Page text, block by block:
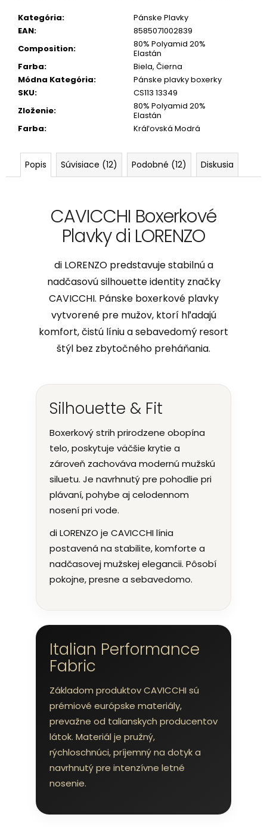
Kategória:
Pánske Plavky
EAN:
8585071002839
Composition:
80% Polyamid 20%
Elastán
Farba:
Biela, Čierna
Módna Kategória:
Pánske plavky boxerky
SKU:
CS113 13349
Zloženie:
80% Polyamid 20%
Elastán
Farba: Kráľovská Modrá
Popis Súvisiace (12) Podobné (12) Diskusia
CAVICCHI Boxerkové
Plavky di LORENZO
di LORENZO predstavuje stabilnú a
nadčasovú silhouette identity značky
CAVICCHI. Pánske boxerkové plavky
vytvorené pre mužov, ktorí hľadajú
komfort, čistú líniu a sebavedomý resort
štýl bez zbytočného preháňania.
Silhouette & Fit
Boxerkový strih prirodzene obopína
telo, poskytuje väčšie krytie a
zároveň zachováva modernú mužskú
siluetu. Je navrhnutý pre pohodlie pri
plávaní, pohybe aj celodennom
nosení pri vode.
di LORENZO je CAVICCHI línia
postavená na stabilite, komforte a
nadčasovej mužskej elegancii. Pôsobí
pokojne, presne a sebavedomo.
Italian Performance
Fabric
Základom produktov CAVICCHI sú
prémiové európske materiály,
prevažne od talianskych producentov
látok. Materiál je pružný,
rýchloschnúci, príjemný na dotyk a
navrhnutý pre intenzívne letné
nosenie.